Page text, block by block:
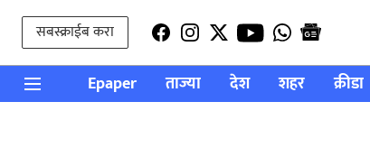
सबस्क्राईब करा
Epaper ताज्या देश शहर क्रीडा